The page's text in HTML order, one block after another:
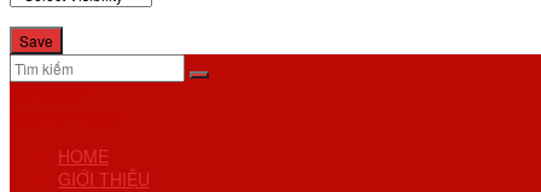
HOME
GIỚI THIỆU